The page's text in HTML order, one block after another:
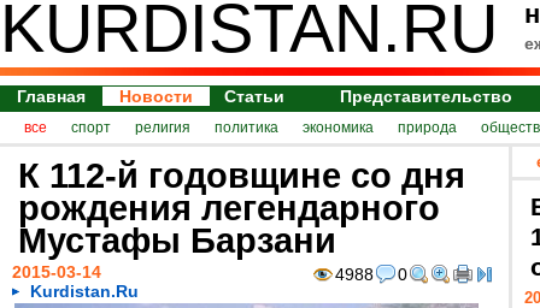
KURDISTAN.RU
Главная Новости Статьи Представительство
все спорт религия политика экономика природа
К 112-й годовщине со дня
рождения легендарного
Мустафы Барзани
4988 0
2015-03-14
Kurdistan.Ru